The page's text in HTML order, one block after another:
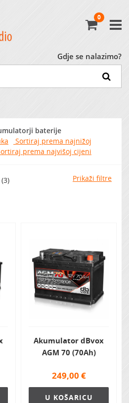
0
Gdje se nalazimo?
baterije
Sortiraj prema najnižoj
prema najvišoj cijeni
(3) Prikaži filtre
Akumulator dBvox
AGM 70 (70Ah)
249,00 €
U KOŠARICU